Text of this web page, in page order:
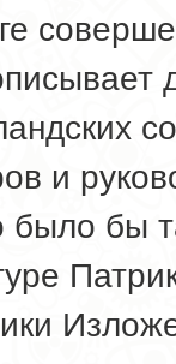
и
было бы